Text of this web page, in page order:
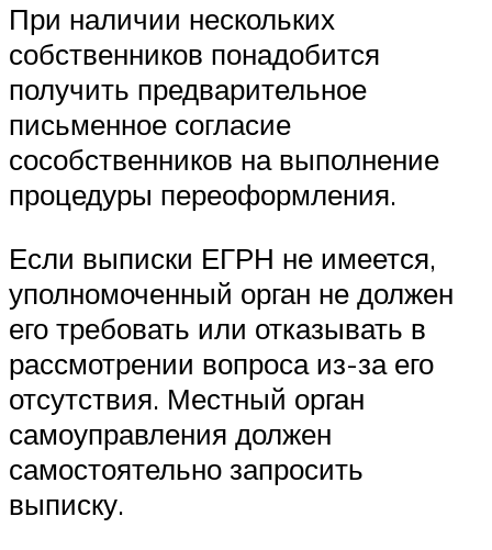
При наличии нескольких
собственников понадобится
получить предварительное
письменное согласие
сособственников на выполнение
процедуры переоформления.
Если выписки ЕГРН не имеется,
уполномоченный орган не должен
его требовать или отказывать в
рассмотрении вопроса из-за его
отсутствия. Местный орган
самоуправления должен
самостоятельно запросить
выписку.